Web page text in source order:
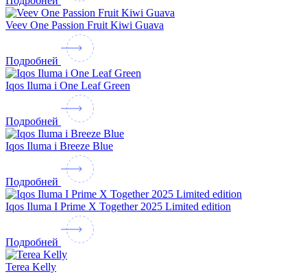
Veev One Passion Fruit Kiwi Guava
Подробней
Iqos Iluma i One Leaf Green
Подробней
Iqos Iluma i Breeze Blue
Подробней
Iqos Iluma I Prime X Together 2025 Limited edition
Подробней
Terea Kelly